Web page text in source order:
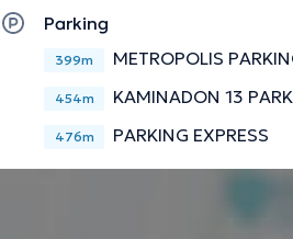
Ημέρας για τις Ψυχικές
παρείχε ψυχολογική υποστήριξη
ατυχημάτων σε δικηγορική
Ψυχικής Υγείας εξειδικεύεται
και στις διαταραχές άγχους και
Parking
399m METROPOLIS
454m KAMINADON 13
476m PARKING EXPRESS